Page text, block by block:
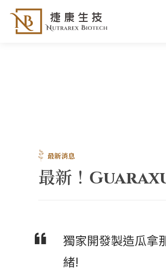
最新消息
最新！
獨家開發製造瓜拿
緒!